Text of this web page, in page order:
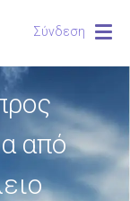
Σύνδεση
από